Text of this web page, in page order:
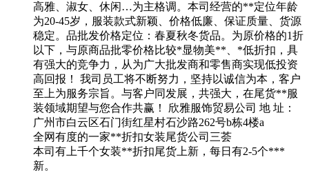
高雅、淑女、休闲…为主格调。本司经营的**定位年龄
为20-45岁，服装款式新颖、价格低廉、保证质量、货源
稳定。品批发价格定位：春夏秋冬货品。为原价格的1折
以下，与原商品批零价格比较*显物美**、*低折扣，具
有强大的竞争力，从为广大批发商和零售商实现低投资
高回报！ 我司员工将不断努力，坚持以诚信为本，客户
至上为服务宗旨。与客户同发展，共强大，在尾货**服
装领域期望与您合作共赢！ 欣雅服饰贸易公司 地 址：
广州市白云区石门街红星村石沙路262号b栋4楼a
全网有度的一家**折扣女装尾货公司三荟
本司有上千个女装**折扣尾货上新，每日有2-5个***
新。